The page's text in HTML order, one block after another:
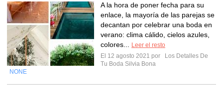
A la hora de poner fecha para su
enlace, la mayoría de las parejas se
decantan por celebrar una boda en
verano: clima cálido, cielos azules,
colores...
Leer el resto
El 12 agosto 2021 por
Los Detalles De
Tu Boda Silvia Bona
NONE